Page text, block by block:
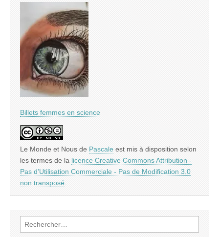
Billets femmes en science
Le Monde et Nous de Pascale est mis à disposition selon
les termes de la licence Creative Commons Attribution -
Pas d’Utilisation Commerciale - Pas de Modification 3.0
non transposé
Rechercher :